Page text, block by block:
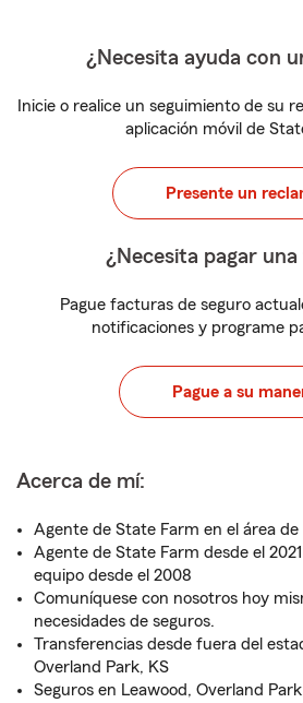
¿Necesita ayuda con
Inicie o realice un seguimiento de su
aplicación móvil de
Presente un
¿Necesita pagar
Pague facturas de seguro
notificaciones y programe
Pague a su
Acerca de mí:
Agente de State Farm en el área de
Agente de State Farm desde el
equipo desde el 2008
Comuníquese con nosotros hoy
necesidades de seguros.
Transferencias desde fuera del
Overland Park, KS
Seguros en Leawood, Overland